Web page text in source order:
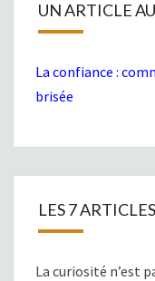
UN ARTICLE
La confiance :
brisée
LES 7
La curiosité n’est